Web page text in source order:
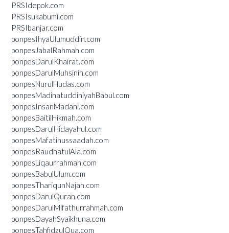
PRSIdepok.com
PRSIsukabumi.com
PRSIbanjar.com
ponpesIhyaUlumuddin.com
ponpesJabalRahmah.com
ponpesDarulKhairat.com
ponpesDarulMuhsinin.com
ponpesNurulHudas.com
ponpesMadinatuddiniyahBabul.com
ponpesInsanMadani.com
ponpesBaitilHikmah.com
ponpesDarulHidayahul.com
ponpesMafatihussaadah.com
ponpesRaudhatulAla.com
ponpesLiqaurrahmah.com
ponpesBabulUlum.com
ponpesThariqunNajah.com
ponpesDarulQuran.com
ponpesDarulMifathurrahmah.com
ponpesDayahSyaikhuna.com
ponpesTahfidzulQua.com